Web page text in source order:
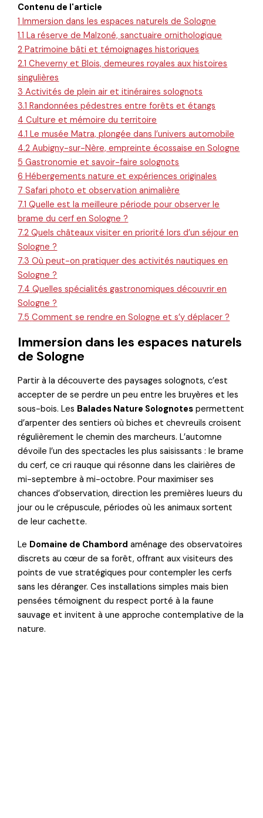
Contenu de l'article
1 Immersion dans les espaces naturels de Sologne
1.1 La réserve de Malzoné, sanctuaire ornithologique
2 Patrimoine bâti et témoignages historiques
2.1 Cheverny et Blois, demeures royales aux histoires
singulières
3 Activités de plein air et itinéraires solognots
3.1 Randonnées pédestres entre forêts et étangs
4 Culture et mémoire du territoire
4.1 Le musée Matra, plongée dans l’univers automobile
4.2 Aubigny-sur-Nère, empreinte écossaise en Sologne
5 Gastronomie et savoir-faire solognots
6 Hébergements nature et expériences originales
7 Safari photo et observation animalière
7.1 Quelle est la meilleure période pour observer le
brame du cerf en Sologne ?
7.2 Quels châteaux visiter en priorité lors d’un séjour en
Sologne ?
7.3 Où peut-on pratiquer des activités nautiques en
Sologne ?
7.4 Quelles spécialités gastronomiques découvrir en
Sologne ?
7.5 Comment se rendre en Sologne et s’y déplacer ?
Immersion dans les espaces naturels
de Sologne
Partir à la découverte des paysages solognots, c’est
accepter de se perdre un peu entre les bruyères et les
sous-bois. Les Balades Nature Solognotes permettent
d’arpenter des sentiers où biches et chevreuils croisent
régulièrement le chemin des marcheurs. L’automne
dévoile l’un des spectacles les plus saisissants : le brame
du cerf, ce cri rauque qui résonne dans les clairières de
mi-septembre à mi-octobre. Pour maximiser ses
chances d’observation, direction les premières lueurs du
jour ou le crépuscule, périodes où les animaux sortent
de leur cachette.
Le Domaine de Chambord aménage des observatoires
discrets au cœur de sa forêt, offrant aux visiteurs des
points de vue stratégiques pour contempler les cerfs
sans les déranger. Ces installations simples mais bien
pensées témoignent du respect porté à la faune
sauvage et invitent à une approche contemplative de la
nature.